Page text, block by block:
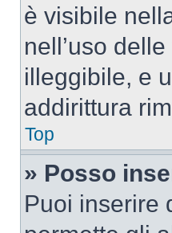
è visibile
nell’uso
illeggibile, e
addirittura
Top
» Posso
Puoi inserire